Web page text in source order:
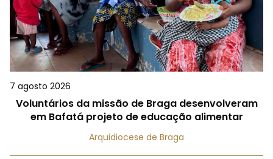
7 agosto 2026
Voluntários da missão de Braga desenvolveram
em Bafatá projeto de educação alimentar
Arquidiocese de Braga